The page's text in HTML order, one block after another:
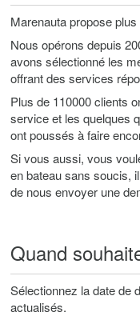
Marenauta propose
Nous opérons depuis
avons sélectionné les
offrant des services
Plus de 110000 clients
service et les quelques
ont poussés à faire
Si vous aussi, vous
en bateau sans soucis,
de nous envoyer une
Quand
Sélectionnez la date de
actualisés.